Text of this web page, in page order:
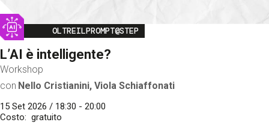
Image
OLTREILPROMPT@STEP
L’AI è intelligente?
Workshop
con Nello Cristianini, Viola Schiaffonati
15 Set 2026 / 18:30 - 20:00
Costo
gratuito